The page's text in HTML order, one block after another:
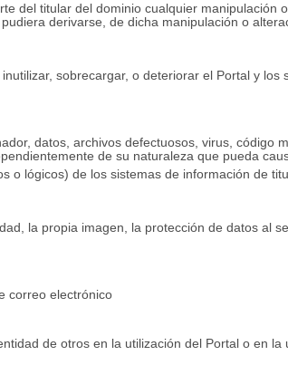
del titular del dominio cualquier manipulación
derivarse, de dicha manipulación o
sobrecargar, o deteriorar el Portal y
datos, archivos defectuosos, virus, código
de su naturaleza que pueda
o lógicos) de los sistemas de información de
la propia imagen, la protección de datos al
correo electrónico
de otros en la utilización del Portal o en